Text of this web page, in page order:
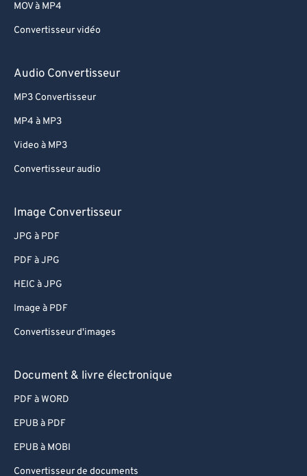
MOV à MP4
Convertisseur vidéo
Audio Convertisseur
MP3 Convertisseur
MP4 à MP3
Video à MP3
Convertisseur audio
Image Convertisseur
JPG à PDF
PDF à JPG
HEIC à JPG
Image à PDF
Convertisseur d'images
Document & livre électronique
PDF à WORD
EPUB à PDF
EPUB à MOBI
Convertisseur de documents